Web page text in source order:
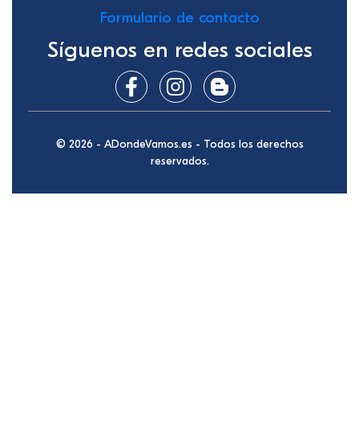
Formulario de contacto
Síguenos en redes sociales
© 2026 - ADondeVamos.es - Todos los derechos
reservados.